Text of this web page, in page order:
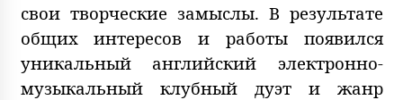
свои творческие замыслы. В результате
общих интересов и работы появился
уникальный английский электронно-
музыкальный клубный дуэт и жанр